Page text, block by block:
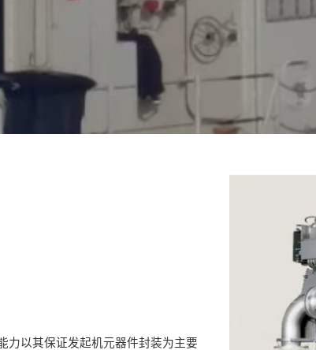
力以其保证发起机元器件封装为主要